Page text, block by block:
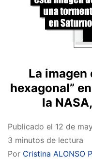
La imagen
hexagonal”
la
Publicado el 12 de
3 minutos de lectura
Por Cristina ALONSO